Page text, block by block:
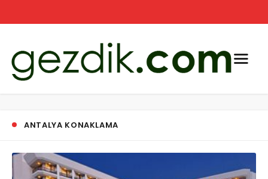
ANTALYA KONAKLAMA